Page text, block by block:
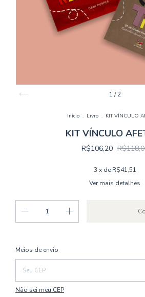
1 /2
Início . Livro . KIT VÍNCULO
KIT VÍNCULO
R$106,20
3 x de R$41,51
Ver mais detalhes
Entregas para o CEP:
Meios de envio
Não sei meu CEP